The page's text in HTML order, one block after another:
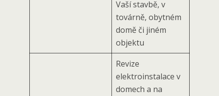
Vaší stavbě, v
továrně, obytném
domě či jiném
objektu
Revize
elektroinstalace v
domech a na